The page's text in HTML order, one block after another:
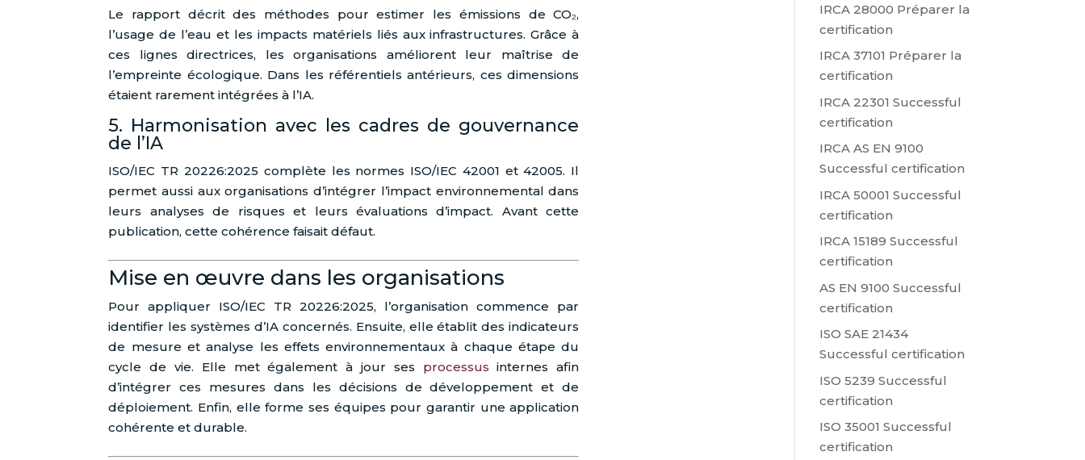
Le rapport décrit des méthodes pour estimer les émissions de CO₂,
l’usage de l’eau et les impacts matériels liés aux infrastructures. Grâce à
ces lignes directrices, les organisations améliorent leur maîtrise de
l’empreinte écologique. Dans les référentiels antérieurs, ces dimensions
étaient rarement intégrées à l’IA.
5. Harmonisation avec les cadres de gouvernance
de l’IA
ISO/IEC TR 20226:2025 complète les normes ISO/IEC 42001 et 42005. Il
permet aussi aux organisations d’intégrer l’impact environnemental dans
leurs analyses de risques et leurs évaluations d’impact. Avant cette
publication, cette cohérence faisait défaut.
Mise en œuvre dans les organisations
Pour appliquer ISO/IEC TR 20226:2025, l’organisation commence par
identifier les systèmes d’IA concernés. Ensuite, elle établit des indicateurs
de mesure et analyse les effets environnementaux à chaque étape du
cycle de vie. Elle met également à jour ses processus internes afin
d’intégrer ces mesures dans les décisions de développement et de
déploiement. Enfin, elle forme ses équipes pour garantir une application
cohérente et durable.
IRCA 28000 Préparer la
certification
IRCA 37101 Préparer la
certification
IRCA 22301 Successful
certification
IRCA AS EN 9100
Successful certification
IRCA 50001 Successful
certification
IRCA 15189 Successful
certification
AS EN 9100 Successful
certification
ISO SAE 21434
Successful certification
ISO 5239 Successful
certification
ISO 35001 Successful
certification